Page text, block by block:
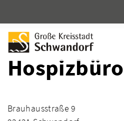
Hospizbüro
Brauhausstraße 9